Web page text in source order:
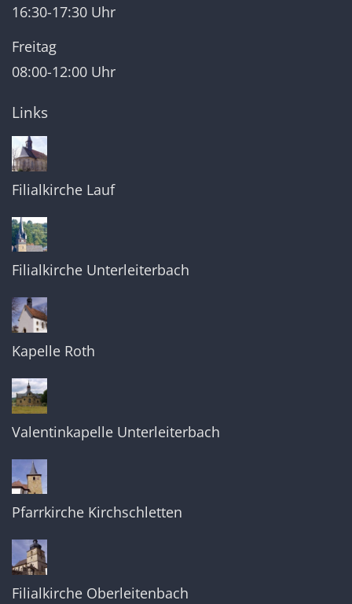
16:30-17:30 Uhr
Freitag
08:00-12:00 Uhr
Links
Filialkirche Lauf
Filialkirche Unterleiterbach
Kapelle Roth
Valentinkapelle Unterleiterbach
Pfarrkirche Kirchschletten
Filialkirche Oberleitenbach